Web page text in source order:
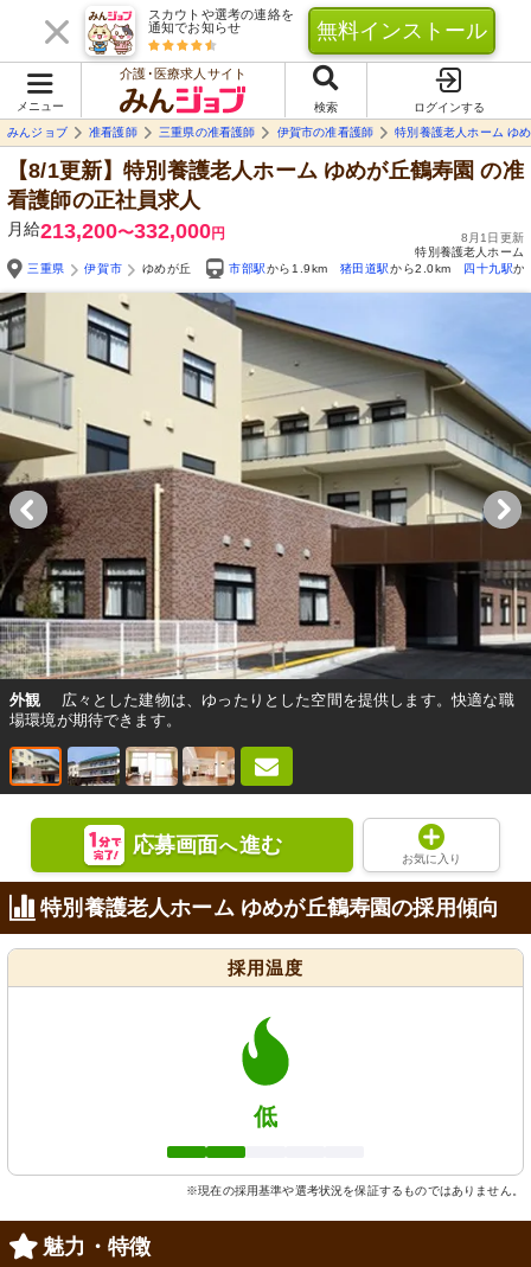
スカウトや選考の連絡を
通知でお知らせ
無料インストール
メニュー
介護･医療求人サイト
検索
ログインする
みんジョブ
准看護師 三重県の准看護師 伊賀市の准看護師 特別養護老人ホーム ゆ
【8/1更新】特別養護老人ホーム ゆめが丘鶴寿園 の准
看護師の正社員求人
月給213,200〜332,000円
8月1日更新
特別養護老人ホーム
三重県
伊賀市 ゆめが丘 市部駅から1.9km 猪田道駅から2.0km 四十九駅か
外観
広々とした建物は、ゆったりとした空間を提供します。快適な職
場環境が期待できます。
応募画面へ進む
お気に入り
特別養護老人ホーム ゆめが丘鶴寿園の採用傾向
採用温度
低
※現在の採用基準や選考状況を保証するものではありません。
魅力・特徴